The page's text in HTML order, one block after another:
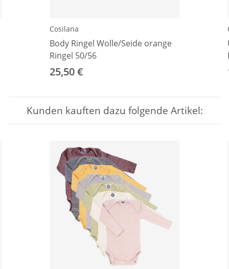
Cosilana
Body Ringel Wolle/Seide orange
Ringel 50/56
25,50 €
Kunden kauften dazu folgende Artikel: